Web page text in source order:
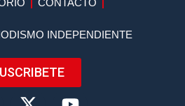
INDEPENDIENTE